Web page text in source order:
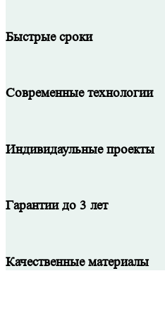
Быстрые сроки
Современные технологии
Индивидаульные проекты
Гарантии до 3 лет
Качественные материалы